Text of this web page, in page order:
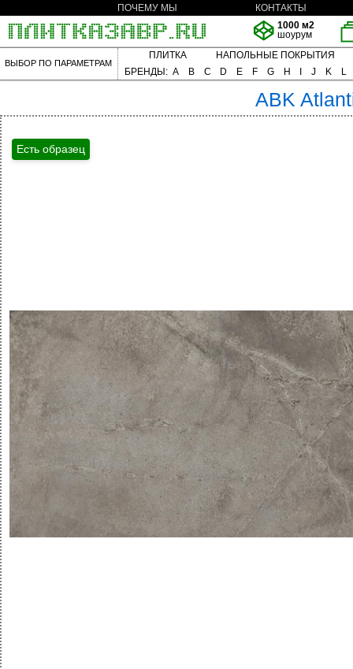
ПОЧЕМУ МЫ
КОНТАКТЫ
1000 м2
шоурум
ВЫБОР ПО ПАРАМЕТРАМ
ПЛИТКА
НАПОЛЬНЫЕ ПОКРЫТИЯ
БРЕНДЫ: A B C D E F G H J K L
ABK
Есть образец